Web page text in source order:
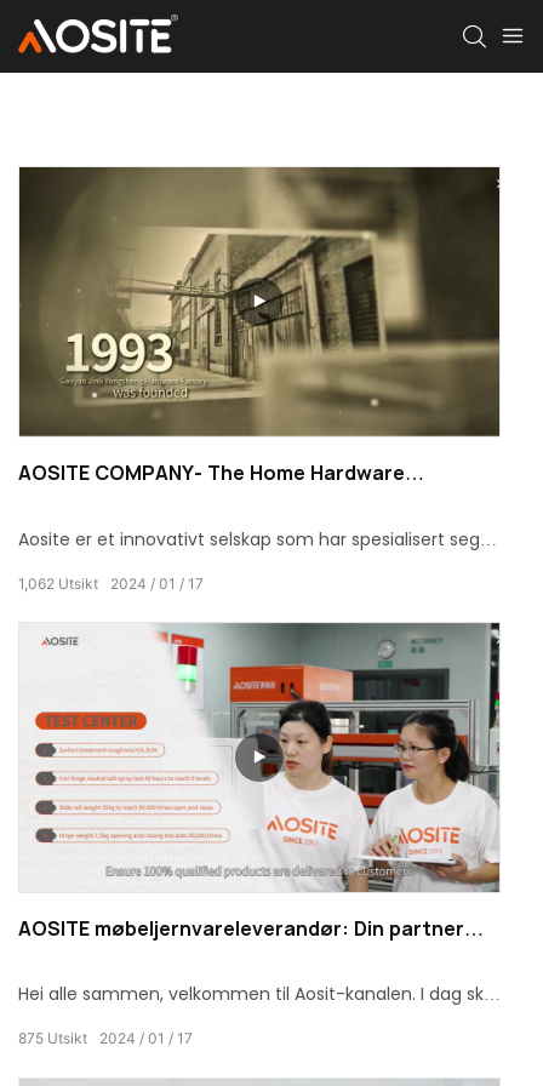
AOSITE COMPANY- The Home Hardware
Aosite er et innovativt selskap som har spesialisert seg
for OEM- og ODM-tjenester.
2024 01 17
1,062 Utsikt
AOSITE møbeljernvareleverandør: Din partner
kvalitet og pålitelighet
Hei alle sammen, velkommen til Aosit-kanalen. I dag skal
2024 01 17
875 Utsikt